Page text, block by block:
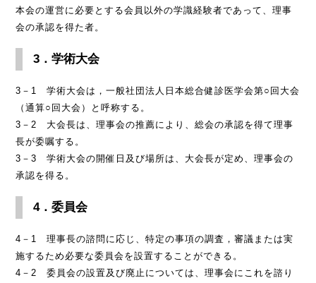
本会の運営に必要とする会員以外の学識経験者であって、理事
会の承認を得た者。
3．学術大会
3－1 学術大会は，一般社団法人日本総合健診医学会第○回大会
（通算○回大会）と呼称する。
3－2 大会長は、理事会の推薦により、総会の承認を得て理事
長が委嘱する。
3－3 学術大会の開催日及び場所は、大会長が定め、理事会の
承認を得る。
4．委員会
4－1 理事長の諮問に応じ、特定の事項の調査，審議または実
施するため必要な委員会を設置することができる。
4－2 委員会の設置及び廃止については、理事会にこれを諮り